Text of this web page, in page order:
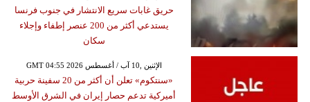
حريق غابات سريع الانتشار في جنوب فرنسا
يستدعي أكثر من 200 عنصر إطفاء وإجلاء
سكان
GMT 04:55 2026 الإثنين ,10 آب / أغسطس
«سنتكوم» تعلن أن أكثر من 20 سفينة حربية
أميركية تدعم حصار إيران في الشرق الأوسط